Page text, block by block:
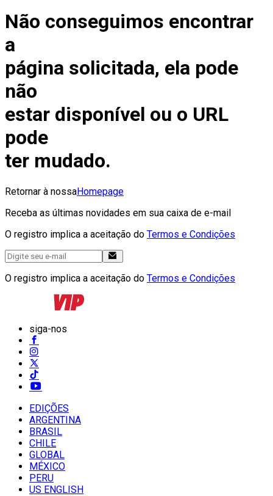
Não conseguimos encontrar
a
página solicitada, ela pode
não
estar disponível ou o URL
pode
ter mudado.
Retornar à nossaHomepage
Receba as últimas novidades em sua caixa de e-mail
O registro implica a aceitação do Termos e Condições
O registro implica a aceitação do Termos e Condições
siga-nos
EDIÇÕES
ARGENTINA
BRASIL
CHILE
GLOBAL
MÉXICO
PERU
US ENGLISH